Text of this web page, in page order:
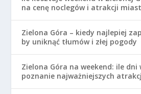
na cenę noclegów i atrakcji
Zielona Góra – kiedy najlepiej
by uniknąć tłumów i złej pogody
Zielona Góra na weekend: ile dni
poznanie najważniejszych